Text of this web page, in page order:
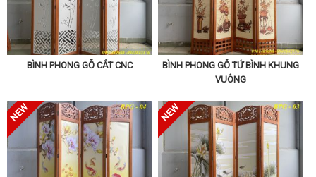
BÌNH PHONG GỖ CẮT CNC
BÌNH PHONG GỖ TỨ BÌNH KHUNG
VUÔNG